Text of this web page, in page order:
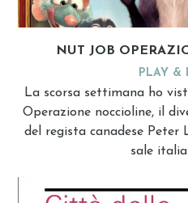
NUT JOB
PLAY &
La scorsa settimana ho
Operazione noccioline, il
del regista canadese Peter
sale